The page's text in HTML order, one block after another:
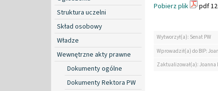
Struktura uczelni
Skład osobowy
Władze
Wewnętrzne akty prawne
Dokumenty ogólne
Dokumenty Rektora PW
Pobierz plik
pdf
Wytworzył(a): Senat PW
Wprowadził(a) do BIP:
Zaktualizował(a):